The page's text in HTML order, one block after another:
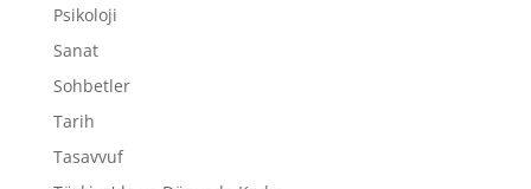
Psikoloji
Sanat
Sohbetler
Tarih
Tasavvuf